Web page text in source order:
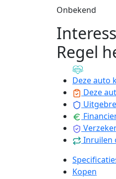
Onbekend
Regel
Deze auto
Deze
Inruilen
Kopen